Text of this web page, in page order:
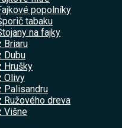
popolníky
tabaku
na fajky
Briaru
Dubu
Hrušky
Olivy
Palisandru
Ružového dreva
Višne